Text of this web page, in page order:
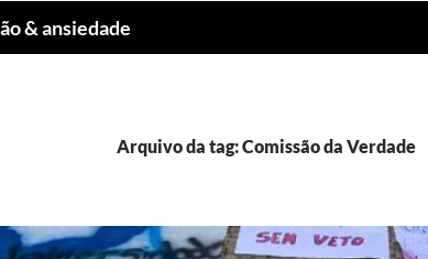
& ansiedade
Arquivo da tag: Comissão da Verdade